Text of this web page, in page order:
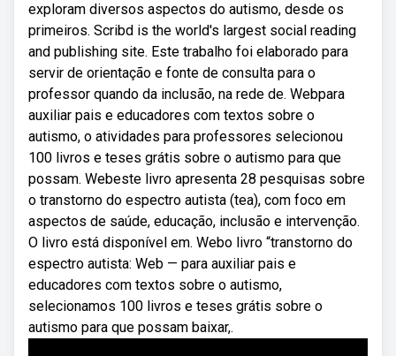
exploram diversos aspectos do autismo, desde os
primeiros. Scribd is the world's largest social reading
and publishing site. Este trabalho foi elaborado para
servir de orientação e fonte de consulta para o
professor quando da inclusão, na rede de. Webpara
auxiliar pais e educadores com textos sobre o
autismo, o atividades para professores selecionou
100 livros e teses grátis sobre o autismo para que
possam. Webeste livro apresenta 28 pesquisas sobre
o transtorno do espectro autista (tea), com foco em
aspectos de saúde, educação, inclusão e intervenção.
O livro está disponível em. Webo livro “transtorno do
espectro autista: Web — para auxiliar pais e
educadores com textos sobre o autismo,
selecionamos 100 livros e teses grátis sobre o
autismo para que possam baixar,.